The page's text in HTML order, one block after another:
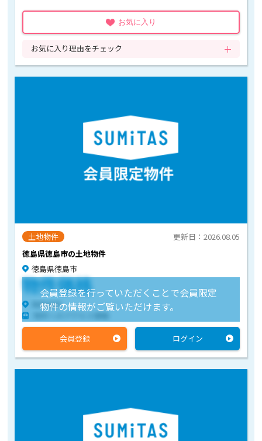
お気に入り
お気に入り理由をチェック
土地物件
徳島県徳島市の土地物件
更新日：2026.08.05
徳島県徳島市
会員登録を行っていただくことで会員限定
物件の情報がご覧いただけます。
物件価格
物件住所
物件へのアクセス情報
会員登録 ログイン